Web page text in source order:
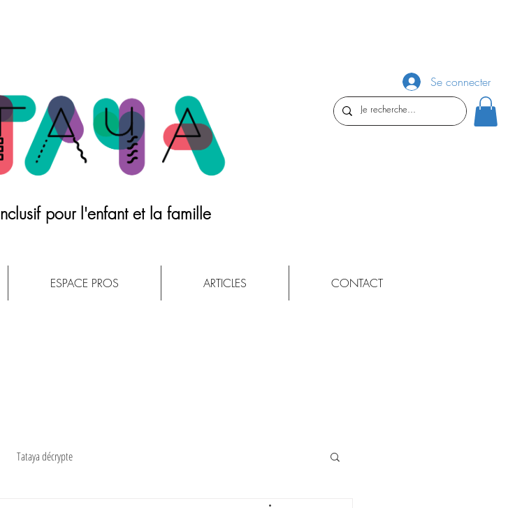
Se connecter
pour l'enfant et la famille
ESPACE PROS ARTICLES CONTACT
Tataya décrypte